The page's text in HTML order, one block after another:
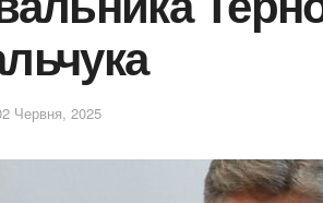
Червня, 2025